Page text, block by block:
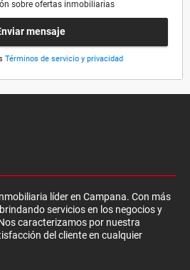
sobre ofertas inmobiliarias
mensaje
Términos de servicio y privacidad
líder en Campana. Con más
servicios en los negocios y
caracterizamos por nuestra
del cliente en cualquier